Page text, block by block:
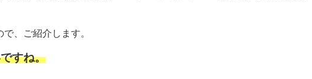
、ご紹介します。
すね。